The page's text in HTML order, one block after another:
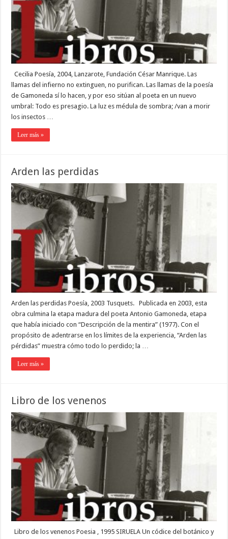
Cecilia Poesía, 2004, Lanzarote, Fundación César Manrique. Las
llamas del infierno no extinguen, no purifican. Las llamas de la poesía
de Gamoneda sí lo hacen, y por eso sitúan al poeta en un nuevo
umbral: Todo es presagio. La luz es médula de sombra; /van a morir
los insectos …
Leer más »
Arden las perdidas
Arden las perdidas Poesía, 2003 Tusquets. Publicada en 2003, esta
obra culmina la etapa madura del poeta Antonio Gamoneda, etapa
que había iniciado con “Descripción de la mentira” (1977). Con el
propósito de adentrarse en los límites de la experiencia, “Arden las
pérdidas” muestra cómo todo lo perdido; la …
Leer más »
Libro de los venenos
Libro de los venenos Poesia , 1995 SIRUELA Un códice del botánico y